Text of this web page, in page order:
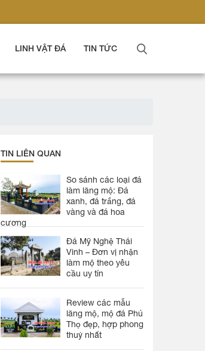
LINH VẬT ĐÁ TIN TỨC
TIN LIÊN QUAN
So sánh các loại đá
làm lăng mộ: Đá
xanh, đá trắng, đá
vàng và đá hoa
cương
Đá Mỹ Nghệ Thái
Vinh – Đơn vị nhận
làm mộ theo yêu
cầu uy tín
Review các mẫu
lăng mộ, mộ đá Phú
Thọ đẹp, hợp phong
thuỷ nhất